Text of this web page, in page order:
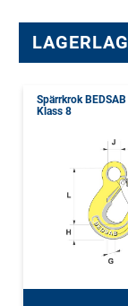
Spärrkrok BEDSAB
Klass 8